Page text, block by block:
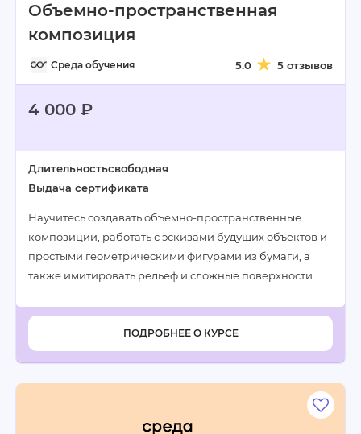
Объемно-пространственная
композиция
Среда обучения 5.0 5 отзывов
4 000 ₽
Длительностьсвободная
Выдача сертификата
Научитесь создавать объемно-пространственные
композиции, работать с эскизами будущих объектов и
простыми геометрическими фигурами из бумаги, а
также имитировать рельеф и сложные поверхности…
ПОДРОБНЕЕ О КУРСЕ